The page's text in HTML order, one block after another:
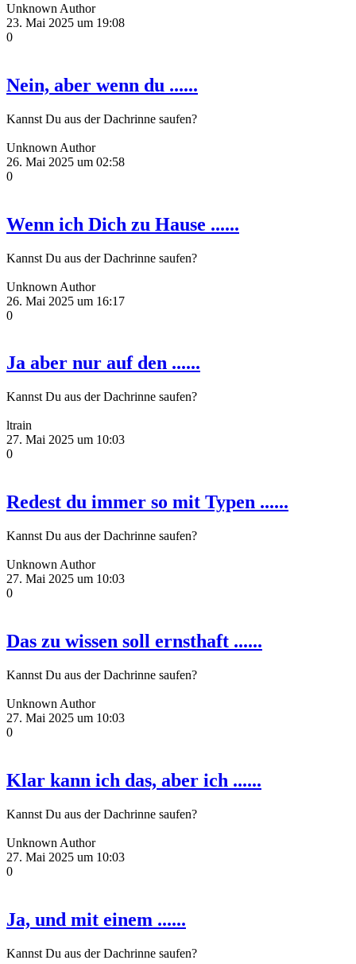
Unknown Author
23. Mai 2025 um 19:08
0
Nein, aber wenn du ......
Kannst Du aus der Dachrinne saufen?
Unknown Author
26. Mai 2025 um 02:58
0
Wenn ich Dich zu Hause ......
Kannst Du aus der Dachrinne saufen?
Unknown Author
26. Mai 2025 um 16:17
0
Ja aber nur auf den ......
Kannst Du aus der Dachrinne saufen?
ltrain
27. Mai 2025 um 10:03
0
Redest du immer so mit Typen ......
Kannst Du aus der Dachrinne saufen?
Unknown Author
27. Mai 2025 um 10:03
0
Das zu wissen soll ernsthaft ......
Kannst Du aus der Dachrinne saufen?
Unknown Author
27. Mai 2025 um 10:03
0
Klar kann ich das, aber ich ......
Kannst Du aus der Dachrinne saufen?
Unknown Author
27. Mai 2025 um 10:03
0
Ja, und mit einem ......
Kannst Du aus der Dachrinne saufen?